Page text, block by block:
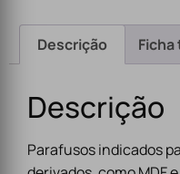
Descrição
Descrição
Parafusos indicados